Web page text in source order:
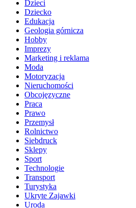
Dzieci
Dziecko
Edukacja
Geologia górnicza
Hobby
Imprezy
Marketing i reklama
Moda
Motoryzacja
Nieruchomości
Obcojęzyczne
Praca
Prawo
Przemysł
Rolnictwo
Siebdruck
Sklepy
Sport
Technologie
Transport
Turystyka
Ukryte Zajawki
Uroda